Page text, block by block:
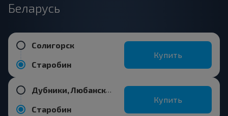
Беларусь
Солигорск
Старобин
Купить
Дубники, Любанский р-н МИНСКАЯ ОБЛ.
Старобин
Купить